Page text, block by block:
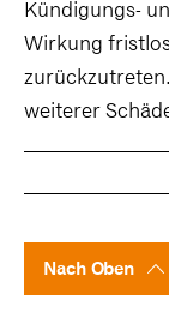
Kündigungs-
Wirkung
weiterer
Nach Oben